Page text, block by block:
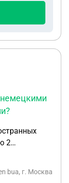
немецкими
2
в
на своей
bua, г. Москва